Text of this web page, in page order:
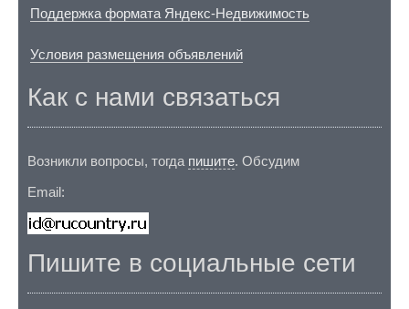
Поддержка формата Яндекс-Недвижимость
Условия размещения объявлений
Как с нами связаться
Возникли вопросы, тогда пишите. Обсудим
Email:
Пишите в социальные сети